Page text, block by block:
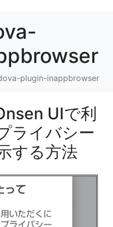
plugin-inappbrowser
UIで利
ライバシー
する方法